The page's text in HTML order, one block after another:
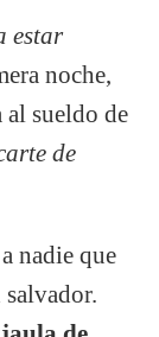
estar
noche,
sueldo de
de
nadie que